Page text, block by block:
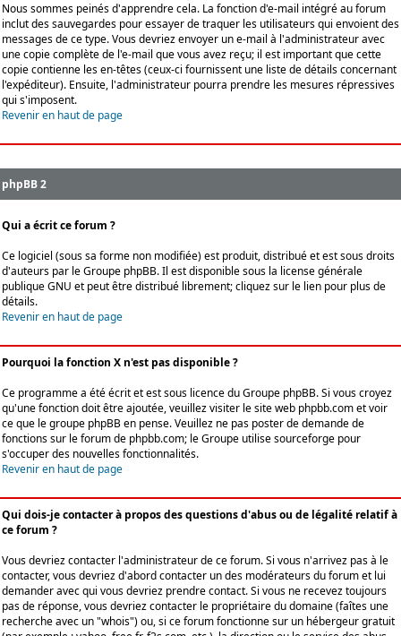
Nous sommes peinés d'apprendre cela. La fonction d'e-mail intégré au forum
inclut des sauvegardes pour essayer de traquer les utilisateurs qui envoient des
messages de ce type. Vous devriez envoyer un e-mail à l'administrateur avec
une copie complète de l'e-mail que vous avez reçu; il est important que cette
copie contienne les en-têtes (ceux-ci fournissent une liste de détails concernant
l'expéditeur). Ensuite, l'administrateur pourra prendre les mesures répressives
qui s'imposent.
Revenir en haut de page
phpBB 2
Qui a écrit ce forum ?
Ce logiciel (sous sa forme non modifiée) est produit, distribué et est sous droits
d'auteurs par leGroupe phpBB. Il est disponible sous la license générale
publique GNU et peut être distribué librement; cliquez sur le lien pour plus de
détails.
Revenir en haut de page
Pourquoi la fonction X n'est pas disponible ?
Ce programme a été écrit et est sous licence du Groupe phpBB. Si vous croyez
qu'une fonction doit être ajoutée, veuillez visiter le site web phpbb.com et voir
ce que le groupe phpBB en pense. Veuillez ne pas poster de demande de
fonctions sur le forum de phpbb.com; le Groupe utilise sourceforge pour
s'occuper des nouvelles fonctionnalités.
Revenir en haut de page
Qui dois-je contacter à propos des questions d'abus ou de légalité relatif à
ce forum ?
Vous devriez contacter l'administrateur de ce forum. Si vous n'arrivez pas à le
contacter, vous devriez d'abord contacter un des modérateurs du forum et lui
demander avec qui vous devriez prendre contact. Si vous ne recevez toujours
pas de réponse, vous devriez contacter le propriétaire du domaine (faîtes une
recherche avec un "whois") ou, si ce forum fonctionne sur un hébergeur gratuit